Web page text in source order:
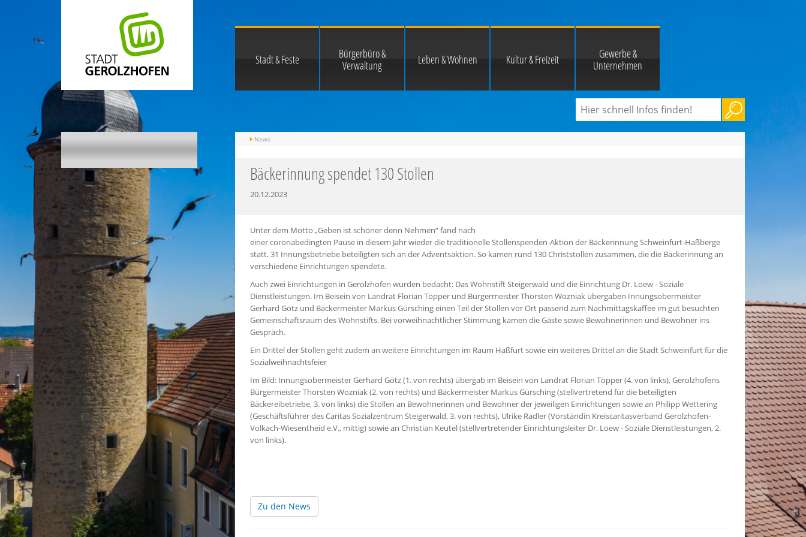
Stadt & Feste
Bürgerbüro &
Verwaltung
Leben & Wohnen Kultur & Freizeit
Gewerbe &
Unternehmen
News
Bäckerinnung spendet 130 Stollen
20.12.2023
Unter dem Motto „Geben ist schöner denn Nehmen“ fand nach
einer coronabedingten Pause in diesem Jahr wieder die traditionelle Stollenspenden-Aktion der Bäckerinnung Schweinfurt-Haßberge
statt. 31 Innungsbetriebe beteiligten sich an der Adventsaktion. So kamen rund 130 Christstollen zusammen, die die Bäckerinnung an
verschiedene Einrichtungen spendete.
Auch zwei Einrichtungen in Gerolzhofen wurden bedacht: Das Wohnstift Steigerwald und die Einrichtung Dr. Loew - Soziale
Dienstleistungen. Im Beisein von Landrat Florian Töpper und Bürgermeister Thorsten Wozniak übergaben Innungsobermeister
Gerhard Götz und Bäckermeister Markus Gürsching einen Teil der Stollen vor Ort passend zum Nachmittagskaffee im gut besuchten
Gemeinschaftsraum des Wohnstifts. Bei vorweihnachtlicher Stimmung kamen die Gäste sowie Bewohnerinnen und Bewohner ins
Gespräch.
Ein Drittel der Stollen geht zudem an weitere Einrichtungen im Raum Haßfurt sowie ein weiteres Drittel an die Stadt Schweinfurt für die
Sozialweihnachtsfeier
Im Bild: Innungsobermeister Gerhard Götz (1. von rechts) übergab im Beisein von Landrat Florian Töpper (4. von links), Gerolzhofens
Bürgermeister Thorsten Wozniak (2. von rechts) und Bäckermeister Markus Gürsching (stellvertretend für die beteiligten
Bäckereibetriebe, 3. von links) die Stollen an Bewohnerinnen und Bewohner der jeweiligen Einrichtungen sowie an Philipp Wettering
(Geschäftsführer des Caritas Sozialzentrum Steigerwald, 3. von rechts), Ulrike Radler (Vorständin Kreiscaritasverband Gerolzhofen-
Volkach-Wiesentheid e.V., mittig) sowie an Christian Keutel (stellvertretender Einrichtungsleiter Dr. Loew - Soziale Dienstleistungen, 2.
von links).
Zu den News